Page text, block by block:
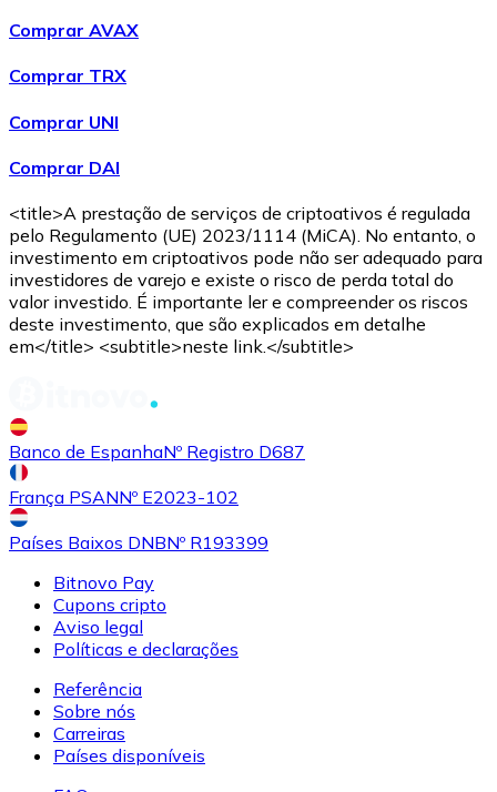
Comprar AVAX
Comprar TRX
Comprar UNI
Comprar DAI
<title>A prestação de serviços de criptoativos é regulada
pelo Regulamento (UE) 2023/1114 (MiCA). No entanto, o
investimento em criptoativos pode não ser adequado para
investidores de varejo e existe o risco de perda total do
valor investido. É importante ler e compreender os riscos
deste investimento, que são explicados em detalhe
em</title> <subtitle>neste link.</subtitle>
Banco de EspanhaNº Registro D687
França PSANNº E2023-102
Países Baixos DNBNº R193399
Bitnovo Pay
Cupons cripto
Aviso legal
Políticas e declarações
Referência
Sobre nós
Carreiras
Países disponíveis